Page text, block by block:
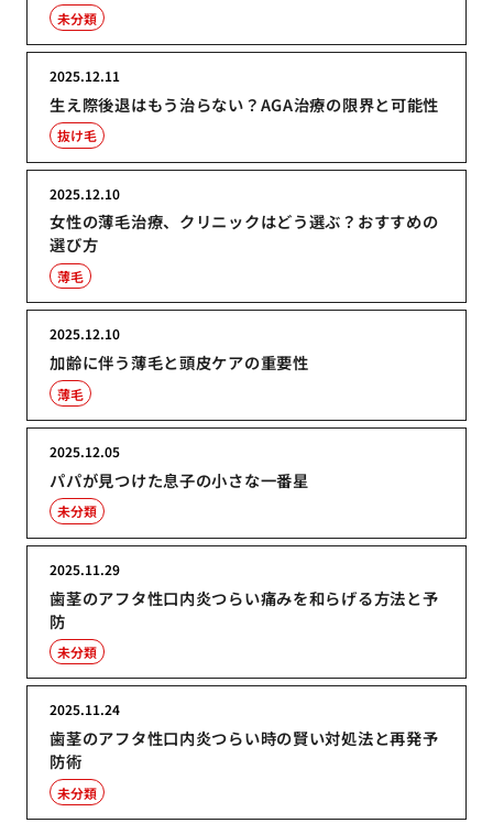
未分類
生え際後退はもう治らない？AGA治療の限界と可能性
2025.12.11
抜け毛
女性の薄毛治療、クリニックはどう選ぶ？おすすめの
選び方
2025.12.10
薄毛
加齢に伴う薄毛と頭皮ケアの重要性
2025.12.10
薄毛
パパが見つけた息子の小さな一番星
2025.12.05
未分類
歯茎のアフタ性口内炎つらい痛みを和らげる方法と予
防
2025.11.29
未分類
歯茎のアフタ性口内炎つらい時の賢い対処法と再発予
防術
2025.11.24
未分類